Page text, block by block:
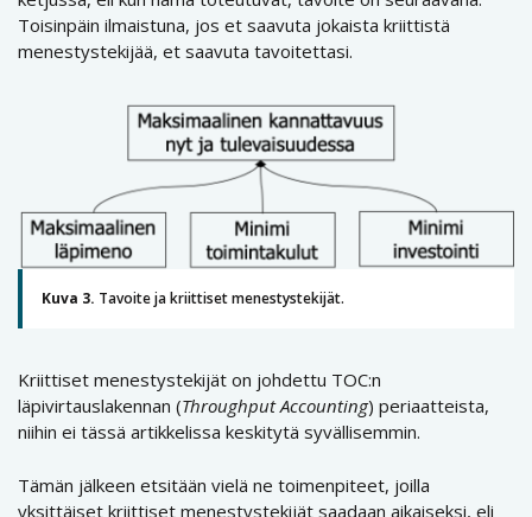
Toisinpäin ilmaistuna, jos et saavuta jokaista kriittistä
menestystekijää, et saavuta tavoitettasi.
Kuva 3. Tavoite ja kriittiset menestystekijät.
Kriittiset menestystekijät on johdettu TOC:n
läpivirtauslakennan (Throughput Accounting) periaatteista,
niihin ei tässä artikkelissa keskitytä syvällisemmin.
Tämän jälkeen etsitään vielä ne toimenpiteet, joilla
yksittäiset kriittiset menestystekijät saadaan aikaiseksi, eli